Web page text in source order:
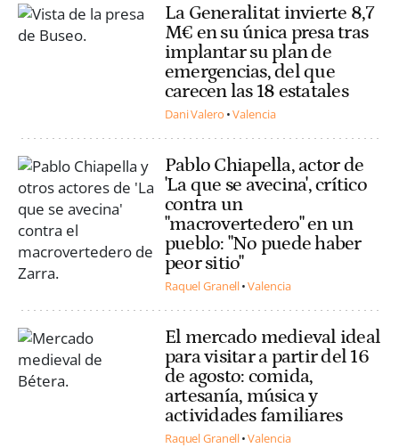
La Generalitat invierte 8,7
M€ en su única presa tras
implantar su plan de
emergencias, del que
carecen las 18 estatales
Dani Valero Valencia
Pablo Chiapella, actor de
'La que se avecina', crítico
contra un
"macrovertedero" en un
pueblo: "No puede haber
peor sitio"
Raquel Granell Valencia
El mercado medieval ideal
para visitar a partir del 16
de agosto: comida,
artesanía, música y
actividades familiares
Raquel Granell Valencia